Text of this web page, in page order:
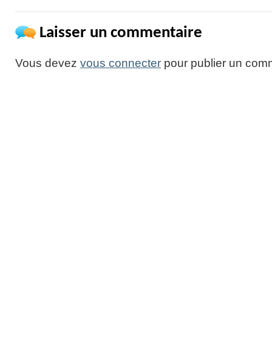
Laisser un commentaire
Vous devez vous connecter pour publier un